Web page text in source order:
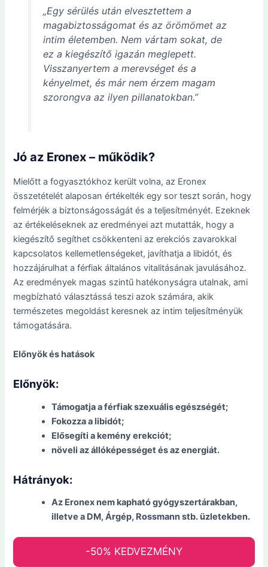
„Egy sérülés után elvesztettem a
magabiztosságomat és az örömömet az
intim életemben. Nem vártam sokat, de
ez a kiegészítő igazán meglepett.
Visszanyertem a merevséget és a
kényelmet, és már nem érzem magam
szorongva az ilyen pillanatokban.”
Jó az Eronex – működik?
Mielőtt a fogyasztókhoz került volna, az Eronex
összetételét alaposan értékelték egy sor teszt során, hogy
felmérjék a biztonságosságát és a teljesítményét. Ezeknek
az értékeléseknek az eredményei azt mutatták, hogy a
kiegészítő segíthet csökkenteni az erekciós zavarokkal
kapcsolatos kellemetlenségeket, javíthatja a libidót, és
hozzájárulhat a férfiak általános vitalitásának javulásához.
Az eredmények magas szintű hatékonyságra utalnak, ami
megbízható választássá teszi azok számára, akik
természetes megoldást keresnek az intim teljesítményük
támogatására.
Előnyök és hatások
Előnyök:
Támogatja a férfiak szexuális egészségét;
Fokozza a libidót;
Elősegíti a kemény erekciót;
növeli az állóképességet és az energiát.
Hátrányok:
Az Eronex nem kapható gyógyszertárakban,
illetve a DM, Árgép, Rossmann stb. üzletekben.
-50% KEDVEZMÉNY